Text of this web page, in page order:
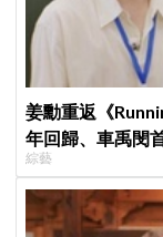
姜勳重返《
年回歸、車禹閔
綜藝